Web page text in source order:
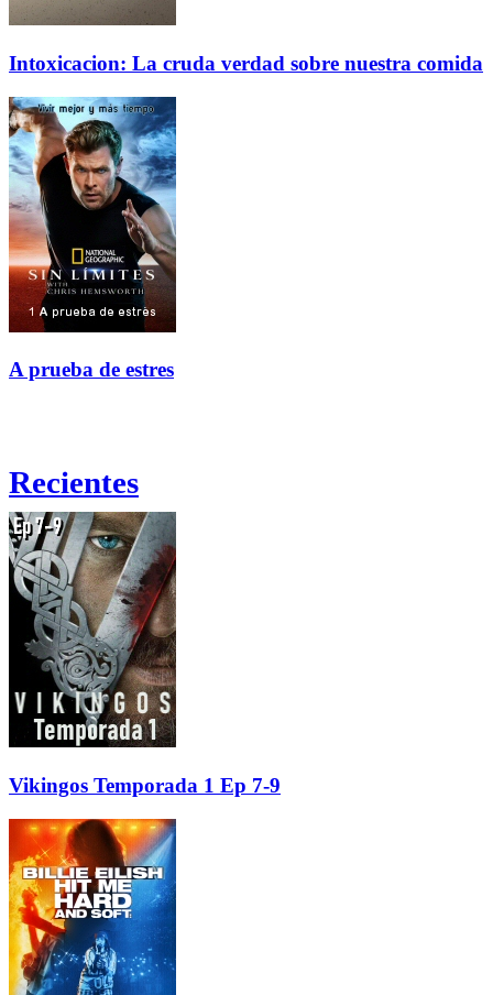
Intoxicacion: La cruda verdad sobre nuestra comida
A prueba de estres
Recientes
Vikingos Temporada 1 Ep 7-9